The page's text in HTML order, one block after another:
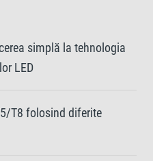
simplă la tehnologia
LED
T8 folosind diferite